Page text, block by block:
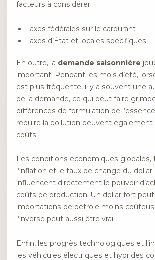
facteurs à considérer :
Taxes fédérales sur le carburant
Taxes d’État et locales spécifiques
En outre, la demande saisonnière
important. Pendant les mois d’été,
est plus fréquente, il y a souvent une
de la demande, ce qui peut faire
différences de formulation de
réduire la pollution peuvent
coûts.
Les conditions économiques globales,
l’inflation et le taux de change du dollar
influencent directement le pouvoir
coûts de production. Un dollar fort
importations de pétrole moins
l’inverse peut aussi être vrai.
Enfin, les progrès technologiques et
les véhicules électriques et hybrides